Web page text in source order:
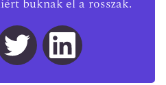
buknak el a rosszak.